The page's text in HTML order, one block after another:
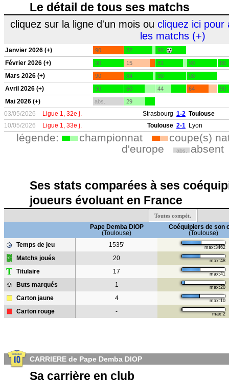
Le détail de tous ses matchs
cliquez sur la ligne d'un mois ou cliquez ici pour
les matchs (+)
Janvier 2026 (+) 90 82 90
Février 2026 (+) 90 15 81 90 86
Mars 2026 (+) 90 84 90 90
Avril 2026 (+) 90 60 44 64 90
Mai 2026 (+) abs. 29
03/05/2026 Ligue 1, 32e j. Strasbourg 1-2 Toulouse
10/05/2026
Ligue 1, 33e j. Toulouse 2-1 Lyon
légende: championnat
coupe(s)
d'europe
abs. absent
Ses stats comparées à ses
joueurs évoluant en France
Toutes compét.
Pape Demba DIOP
(Toulouse)
Coéquipiers de son
(Toulouse)
Temps de jeu
1535' max:3462
Matchs joués 20 max:48
T Titulaire 17 max:41
Buts marqués 1 max:20
Carton jaune 4 max:10
Carton rouge - max:2
CARRIERE de Pape Demba DIOP
Sa carrière en club